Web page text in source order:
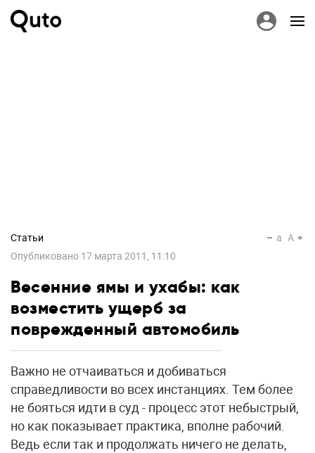
Статьи
Опубликовано 17 марта 2011, 11:10
a A
Весенние ямы и ухабы: как
возместить ущерб за
поврежденный автомобиль
Важно не отчаиваться и добиваться
справедливости во всех инстанциях. Тем более
не бояться идти в суд - процесс этот небыстрый,
но как показывает практика, вполне рабочий.
Ведь если так и продолжать ничего не делать,